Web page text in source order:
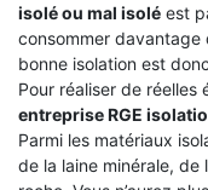
isolé ou mal isolé est
consommer davantage
bonne isolation est
Pour réaliser de réelles
entreprise RGE
Parmi les matériaux
de la laine minérale, de